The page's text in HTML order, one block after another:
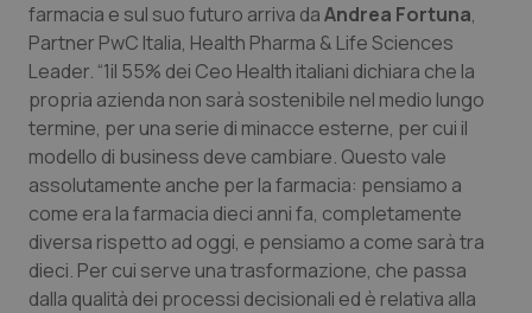
Umbria
Valle D’Aosta
Veneto
Oftalmologia
Oncodermatologia
Oncoematologia
Oncologia & Nutrizione
Psoriasi & pelle
farmacia e sul suo futuro arriva daAndrea Fortuna,
Partner PwC Italia, Health Pharma & Life Sciences
Leader. “1il 55% dei Ceo Health italiani dichiara che la
propria azienda non sarà sostenibile nel medio lungo
termine, per una serie di minacce esterne, per cui il
modello di business deve cambiare. Questo vale
assolutamente anche per la farmacia: pensiamo a
come era la farmacia dieci anni fa, completamente
diversa rispetto ad oggi, e pensiamo a come sarà tra
dieci. Per cui serve una trasformazione, che passa
dalla qualità dei processi decisionali ed è relativa alla